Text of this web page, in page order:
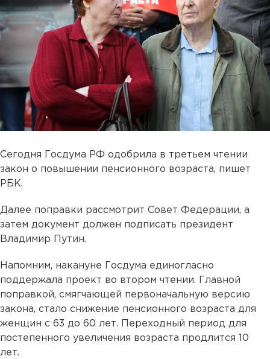
Сегодня Госдума РФ одобрила в третьем чтении
закон о повышении пенсионного возраста, пишет
РБК.
Далее поправки рассмотрит Совет Федерации, а
затем документ должен подписать президент
Владимир Путин.
Напомним, накануне Госдума единогласно
поддержала проект во втором чтении. Главной
поправкой, смягчающей первоначальную версию
закона, стало снижение пенсионного возраста для
женщин с 63 до 60 лет. Переходный период для
постепенного увеличения возраста продлится 10
лет.